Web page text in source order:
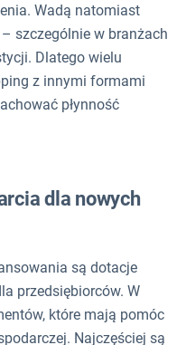
Wadą natomiast
szczególnie w branżach
Dlatego wielu
z innymi formami
płynność
dla nowych
są dotacje
przedsiębiorców. W
które mają pomóc
Najczęściej są